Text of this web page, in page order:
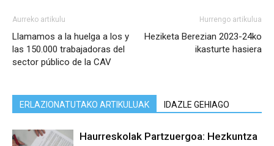
Aurreko artikulu
Llamamos a la huelga a los y
las 150.000 trabajadoras del
sector público de la CAV
Hurrengo artikulua
Heziketa Berezian 2023-24ko
ikasturte hasiera
ERLAZIONATUTAKO ARTIKULUAK IDAZLE GEHIAGO
Haurreskolak Partzuergoa: Hezkuntza